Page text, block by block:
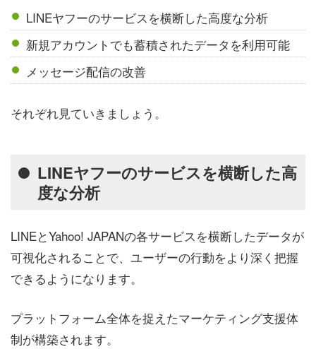
LINEヤフーのサービスを横断した高度な分析
新規アカウントでも蓄積されたデータを利用可能
メッセージ配信の改善
それぞれ見ていきましょう。
LINEヤフーのサービスを横断した高
度な分析
LINEとYahoo! JAPANの各サービスを横断したデータが
可視化されることで、ユーザーの行動をより深く把握
できるようになります。
プラットフォーム全体を捉えたマーケティング支援体
制が構築されます。